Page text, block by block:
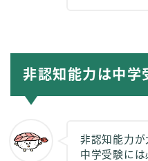
非認知能力は中学
非認知能力が
中学受験には